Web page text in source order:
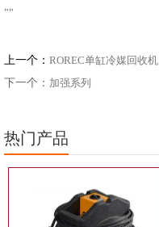
""
上一个： ROREC单缸冷媒回收机
下一个： 加强系列
热门产品